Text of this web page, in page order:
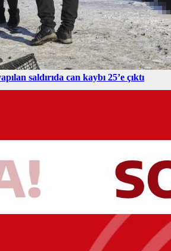
saldırıda can kaybı 25’e çıktı